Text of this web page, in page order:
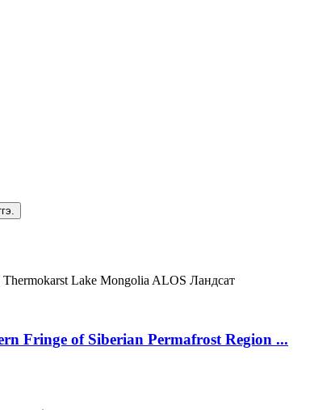
Thermokarst Lake Mongolia ALOS Ландсат
Fringe of Siberian Permafrost Region ...